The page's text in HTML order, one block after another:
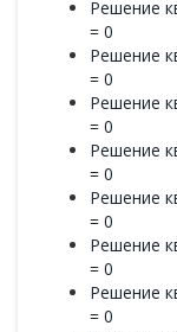
Решение
= 0
Решение
= 0
Решение
= 0
Решение
= 0
Решение
= 0
Решение
= 0
Решение
= 0